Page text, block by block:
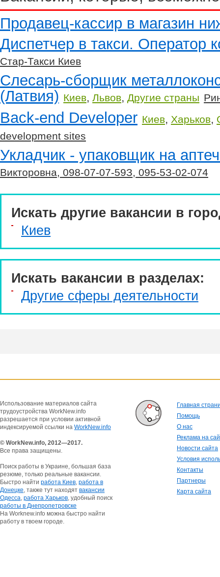
Продавец-кассир в магазин
Диспетчер в такси. Оператор
Стар-Такси Киев
Слесарь-сборщик
(Латвия) Киев, Львов, Другие страны
Back-end Developer Киев, Харьков,
development sites
Укладчик - упаковщик на
Викторовна, 098-07-07-59З, 095-5З-02-074
Искать другие вакансии в
Киев
Искать вакансии в разделах:
Другие сферы деятельности
Использование материалов сайта
трудоустройства WorkNew.info
разрешается при условии активной
индексируемой ссылки на WorkNew.info
© WorkNew.info, 2012—2017.
Все права защищены.
Поиск работы в Украине, большая база
резюме, только реальные вакансии.
Быстро найти работа Киев, работа в
Донецке, также тут находят вакансии
Одесса, работа Харьков, удобный поиск
работы в Днепропетровске
На Worknew.info можна быстро найти
работу в твоем городе.
Главная
Помощь
О нас
Реклама на
Новости сайта
Условия
Контакты
Партнеры
Карта сайта